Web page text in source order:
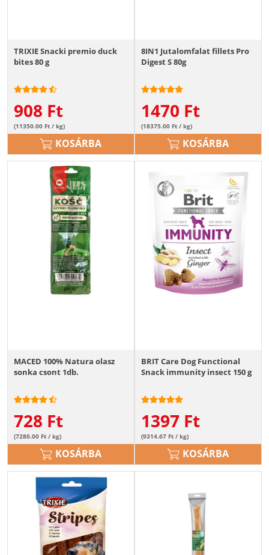
TRIXIE Snacki premio duck
bites 80 g
908 Ft
(11350.00 Ft / kg)
KOSÁRBA
8IN1 Jutalomfalat fillets Pro
Digest S 80g
1470 Ft
(18375.00 Ft / kg)
KOSÁRBA
MACED 100% Natura olasz
sonka csont 1db.
728 Ft
(7280.00 Ft / kg)
KOSÁRBA
BRIT Care Dog Functional
Snack immunity insect 150 g
1397 Ft
(9314.67 Ft / kg)
KOSÁRBA